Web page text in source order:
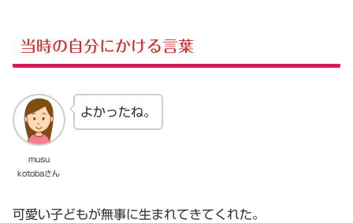
当時の自分にかける言葉
musu
kotobaさん
よかったね。
可愛い子どもが無事に生まれてきてくれた。